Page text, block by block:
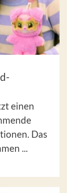
einen
Das
...